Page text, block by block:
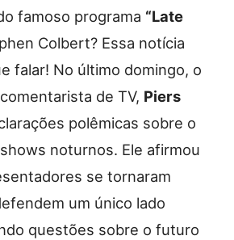
famoso programa “Late
Colbert? Essa notícia
falar! No último domingo, o
de TV, Piers
polêmicas sobre o
noturnos. Ele afirmou
se tornaram
um único lado
questões sobre o futuro